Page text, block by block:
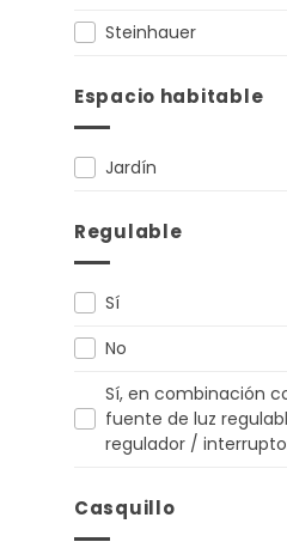
Steinhauer
Espacio habitable
Jardín
Regulable
Sí
No
Sí, en combinación
fuente de luz
regulador /
Casquillo